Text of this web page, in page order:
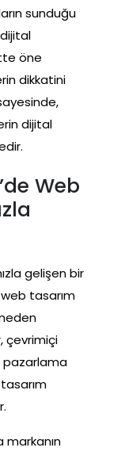
sunduğu
öne
dikkatini
dijital
Web
gelişen bir
tasarım
çevrimiçi
pazarlama
markanın